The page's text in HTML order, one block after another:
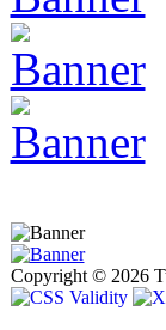
Copyright © 2026